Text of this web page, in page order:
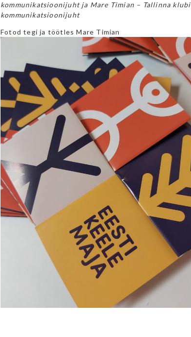
kommunikatsioonijuht ja Mare Timian – Tallinna klubi
kommunikatsioonijuht
Fotod tegi ja töötles Mare Timian